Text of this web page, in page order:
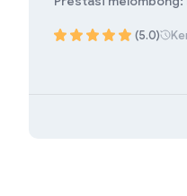
(5.0)